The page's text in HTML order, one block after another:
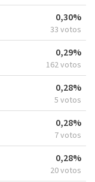
0,30%
33 votos
0,29%
162 votos
0,28%
5 votos
0,28%
7 votos
0,28%
20 votos